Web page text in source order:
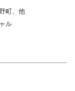
町、他
ル